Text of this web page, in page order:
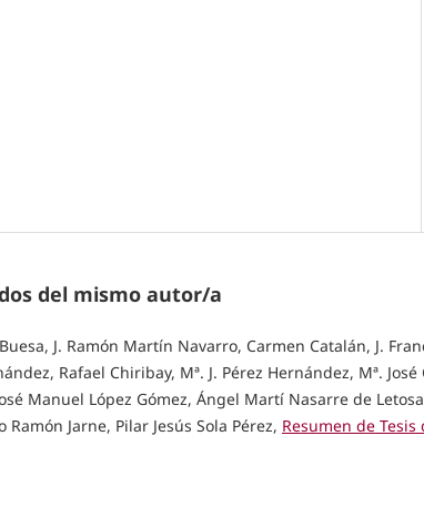
del mismo autor/a
J. Ramón Martín Navarro, Carmen Catalán, J.
Rafael Chiribay, Mª. J. Pérez Hernández, Mª.
Manuel López Gómez, Ángel Martí Nasarre de
Ramón Jarne, Pilar Jesús Sola Pérez, Resumen de